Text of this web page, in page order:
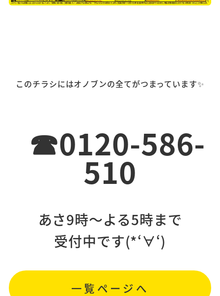
このチラシにはオノブンの全てがつまっています✨
☎0120-586-
510
あさ9時～よる5時まで
受付中です(*‘∀‘)
一覧ページへ